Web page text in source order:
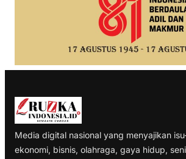
Media digital nasional yang menyajikan
ekonomi, bisnis, olahraga, gaya hidup,